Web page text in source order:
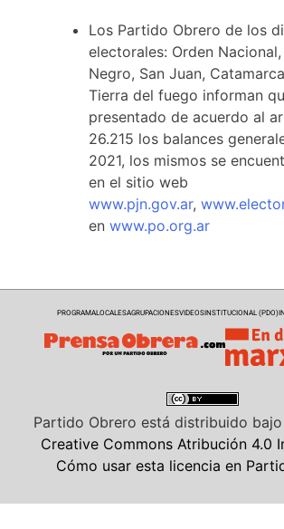
Los Partido Obrero de los
electorales: Orden
Negro, San Juan,
Tierra del fuego informan
presentado de acuerdo al
26.215 los balances
2021, los mismos se
en el sitio web
www.pjn.gov.ar,
en www.po.org.ar
PROGRAMALOCALESAGRUPACIONESVIDEOSINSTITUCIONAL (PDO)
Partido Obrero está distribuido bajo
Creative Commons Atribución 4.0
Cómo usar esta licencia en